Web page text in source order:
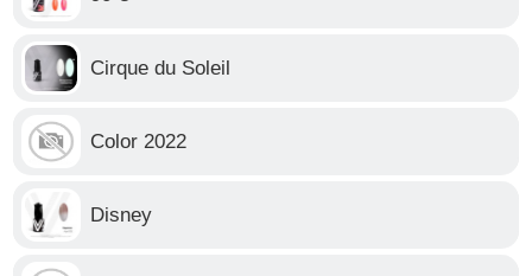
Cirque du Soleil
Color 2022
Disney